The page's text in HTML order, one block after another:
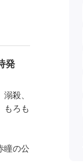
発
殺、
もろも
瞳の公